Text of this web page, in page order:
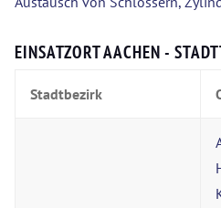
EINSATZORT AACHEN -
Stadtbezirk